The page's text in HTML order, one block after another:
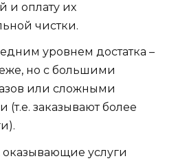
и оплату их
чистки.
уровнем достатка –
но с большими
или сложными
(т.е. заказывают более
услуги